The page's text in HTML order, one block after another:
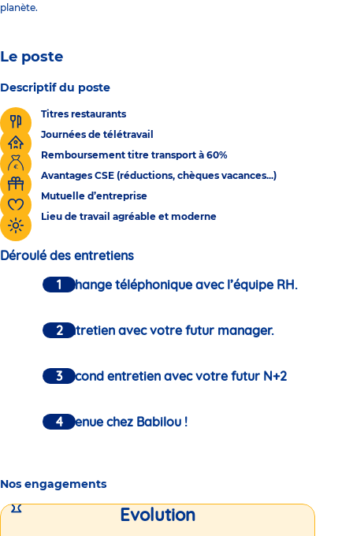
planète.
Le poste
Descriptif du poste
Titres restaurants
Journées de télétravail
Remboursement titre transport à 60%
Avantages CSE (réductions, chèques vacances...)
Mutuelle d’entreprise
Lieu de travail agréable et moderne
Déroulé des entretiens
Un échange téléphonique avec l’équipe RH.
Un entretien avec votre futur manager.
Un second entretien avec votre futur N+2
Bienvenue chez Babilou !
Nos engagements
Evolution